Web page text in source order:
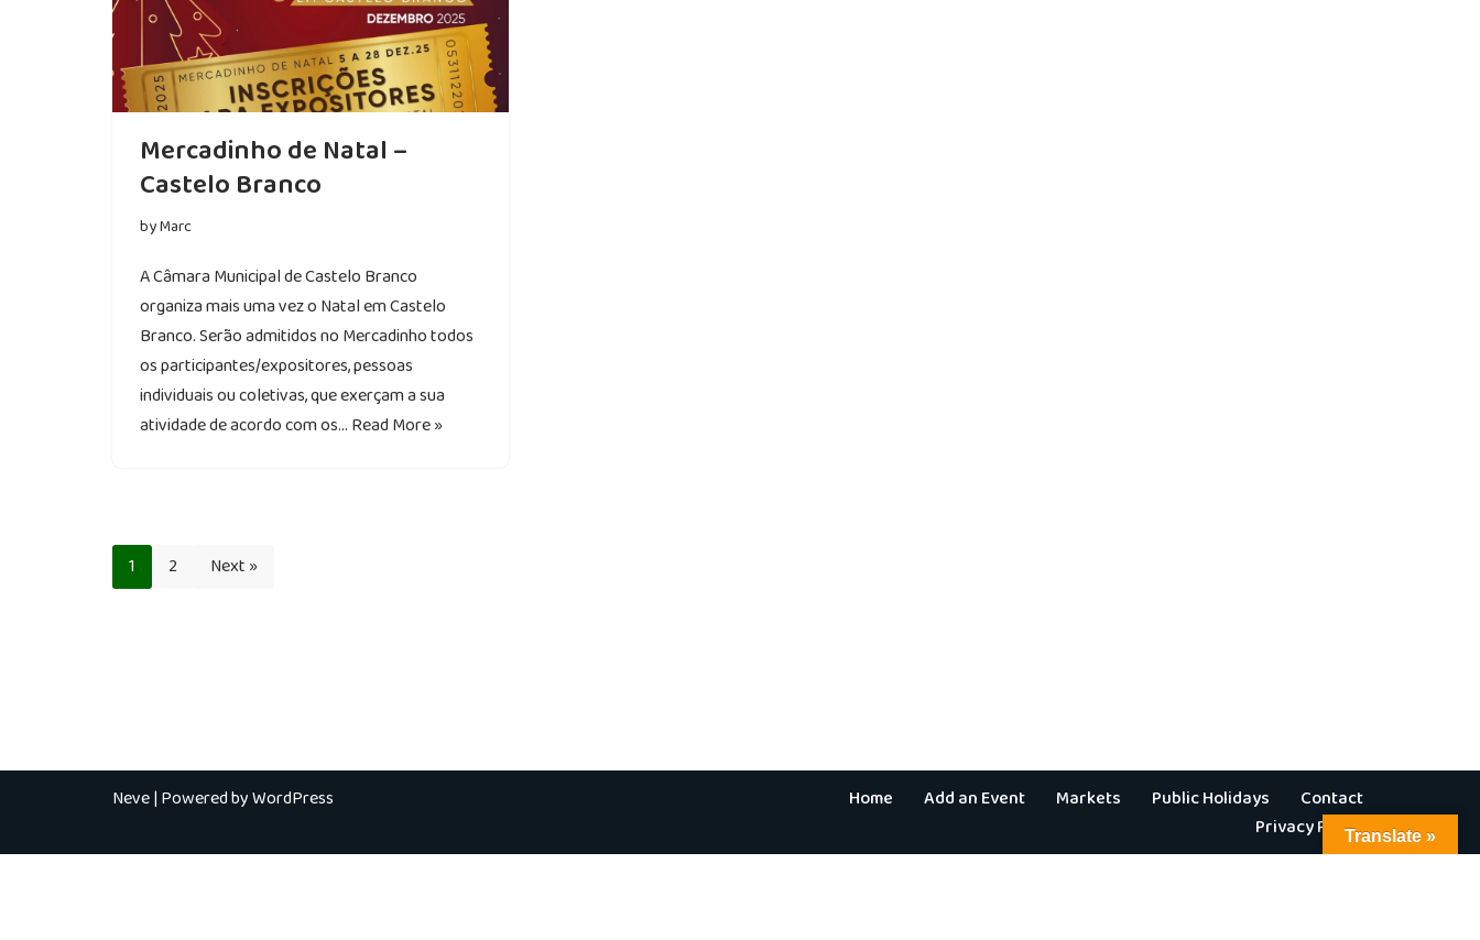
Mercadinho de Natal –
Castelo Branco
byMarc
A Câmara Municipal de Castelo Branco
organiza mais uma vez o Natal em Castelo
Branco. Serão admitidos no Mercadinho todos
os participantes/expositores, pessoas
individuais ou coletivas, que exerçam a sua
atividade de acordo com os… Read More »
1 2 Next »
Neve| Powered byWordPress Home Add an Event Markets Public Holidays
Contact
Privacy PolicyTranslate »